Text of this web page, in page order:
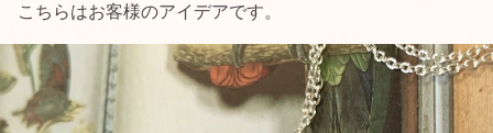
こちらはお客様のアイデアです。